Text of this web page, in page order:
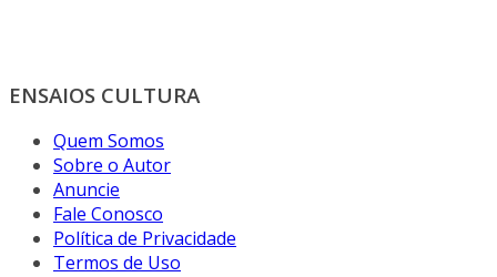
ENSAIOS CULTURA
Quem Somos
Sobre o Autor
Anuncie
Fale Conosco
Política de Privacidade
Termos de Uso